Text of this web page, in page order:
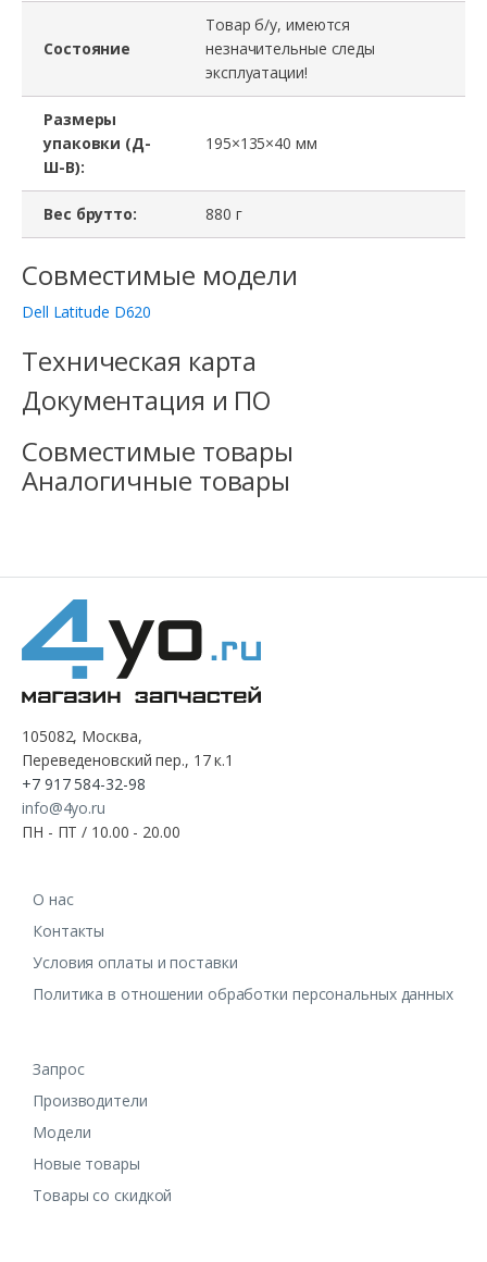
Состояние
Товар б/у, имеются
незначительные следы
эксплуатации!
Размеры
упаковки (Д-
Ш-В):
195×135×40 мм
Вес брутто: 880 г
Совместимые модели
Dell Latitude D620
Техническая карта
Документация и ПО
Совместимые товары
Аналогичные товары
105082, Москва,
Переведеновский пер., 17 к.1
+7 917 584-32-98
info@4yo.ru
ПН - ПТ / 10.00 - 20.00
О нас
Контакты
Условия оплаты и поставки
Политика в отношении обработки персональных данных
Запрос
Производители
Модели
Новые товары
Товары со скидкой